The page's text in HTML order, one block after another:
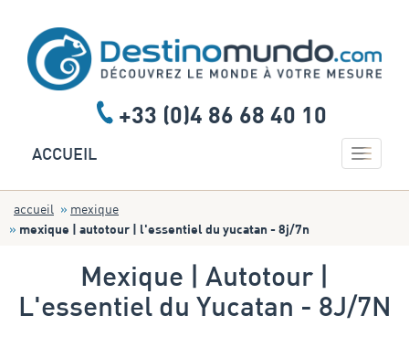
+33 (0)4 86 68 40 10
Toggle
ACCUEIL
accueil
mexique
mexique | autotour | l'essentiel du yucatan - 8j/7n
Mexique | Autotour |
L'essentiel du Yucatan - 8J/7N